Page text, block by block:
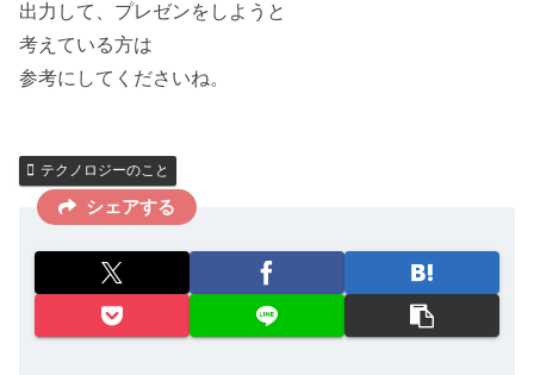
出力して、プレゼンをしようと
考えている方は
参考にしてくださいね。
テクノロジーのこと
シェアする